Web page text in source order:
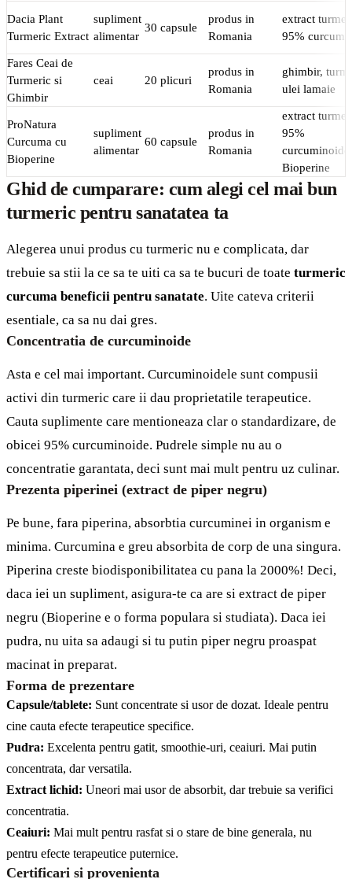
Dacia Plant
Turmeric Extract
supliment
alimentar
30 capsule
produs in
Romania
extract
95%
Fares Ceai de
Turmeric si
Ghimbir
ceai 20 plicuri
produs in
Romania
ghimbir,
ulei lamaie
ProNatura
Curcuma cu
Bioperine
supliment
alimentar
60 capsule
produs in
Romania
extract
95%
curcuminoide,
Bioperine
Ghid de cumparare: cum alegi cel mai bun
turmeric pentru sanatatea ta
Alegerea unui produs cu turmeric nu e complicata, dar
trebuie sa stii la ce sa te uiti ca sa te bucuri de toate turmeric
curcuma beneficii pentru sanatate. Uite cateva criterii
esentiale, ca sa nu dai gres.
Concentratia de curcuminoide
Asta e cel mai important. Curcuminoidele sunt compusii
activi din turmeric care ii dau proprietatile terapeutice.
Cauta suplimente care mentioneaza clar o standardizare, de
obicei 95% curcuminoide. Pudrele simple nu au o
concentratie garantata, deci sunt mai mult pentru uz culinar.
Prezenta piperinei (extract de piper negru)
Pe bune, fara piperina, absorbtia curcuminei in organism e
minima. Curcumina e greu absorbita de corp de una singura.
Piperina creste biodisponibilitatea cu pana la 2000%! Deci,
daca iei un supliment, asigura-te ca are si extract de piper
negru (Bioperine e o forma populara si studiata). Daca iei
pudra, nu uita sa adaugi si tu putin piper negru proaspat
macinat in preparat.
Forma de prezentare
Capsule/tablete: Sunt concentrate si usor de dozat. Ideale pentru
cine cauta efecte terapeutice specifice.
Pudra: Excelenta pentru gatit, smoothie-uri, ceaiuri. Mai putin
concentrata, dar versatila.
Extract lichid: Uneori mai usor de absorbit, dar trebuie sa verifici
concentratia.
Ceaiuri: Mai mult pentru rasfat si o stare de bine generala, nu
pentru efecte terapeutice puternice.
Certificari si provenienta